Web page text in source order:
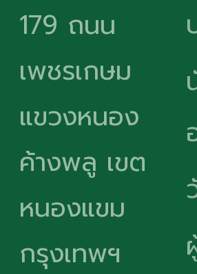
179 ถนน
เพชรเกษม
แขวงหนอง
ค้างพลู เขต
หนองแขม
กรุงเทพฯ